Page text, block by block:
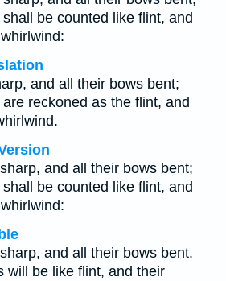
be counted like flint, and
and all their bows bent;
reckoned as the flint, and
and all their bows bent;
be counted like flint, and
and all their bows bent.
will be like flint, and their